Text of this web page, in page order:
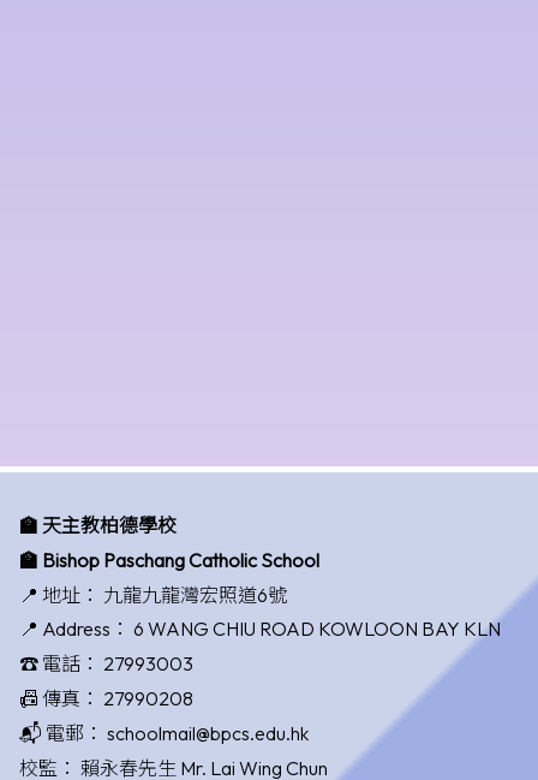
🏫 天主教柏德學校
🏫 Bishop Paschang Catholic School
📍 地址： 九龍九龍灣宏照道6號
📍 Address： 6 WANG CHIU ROAD KOWLOON BAY KLN
☎️ 電話： 27993003
📠 傳真： 27990208
📬 電郵： schoolmail@bpcs.edu.hk
校監： 賴永春先生 Mr. Lai Wing Chun